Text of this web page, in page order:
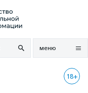
меню
18+